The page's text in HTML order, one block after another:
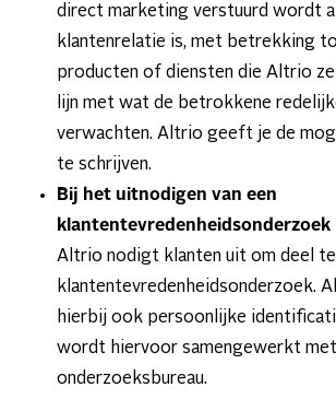
direct marketing verstuurd wordt
klantenrelatie is, met betrekking
producten of diensten die Altrio
lijn met wat de betrokkene
verwachten. Altrio geeft je de
te schrijven.
Bij het uitnodigen van een
klantentevredenheidsonderzoek
Altrio nodigt klanten uit om deel te
klantentevredenheidsonderzoek.
hierbij ook persoonlijke
wordt hiervoor samengewerkt
onderzoeksbureau.